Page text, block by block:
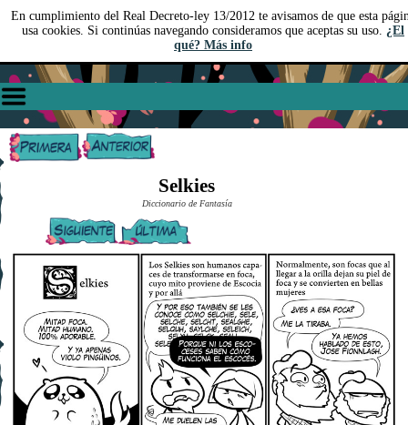
En cumplimiento del Real Decreto-ley 13/2012 te avisamos de que esta
usa cookies. Si continúas navegando consideramos que aceptas su uso. ¿El
qué? Más info
Selkies
Diccionario de Fantasía